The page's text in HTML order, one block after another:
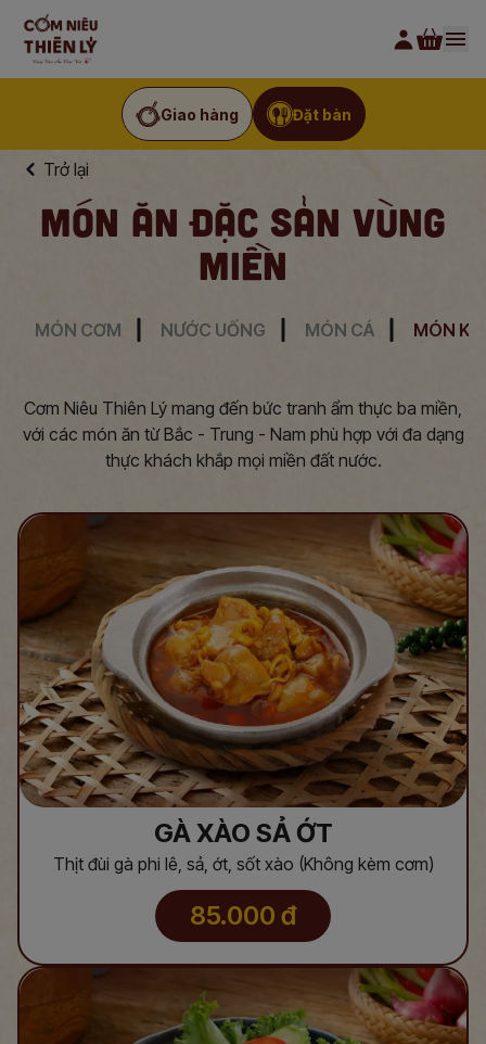
Giao hàng Đặt bàn
Trở lại
MÓN ĂN ĐẶC SẢN VÙNG
MIỀN
MÓN CƠM NƯỚC UỐNG MÓN CÁ MÓN
Cơm Niêu Thiên Lý mang đến bức tranh ẩm thực ba miền,
với các món ăn từ Bắc - Trung - Nam phù hợp với đa dạng
thực khách khắp mọi miền đất nước.
GÀ XÀO SẢ ỚT
Thịt đùi gà phi lê, sả, ớt, sốt xào (Không kèm cơm)
85.000 đ